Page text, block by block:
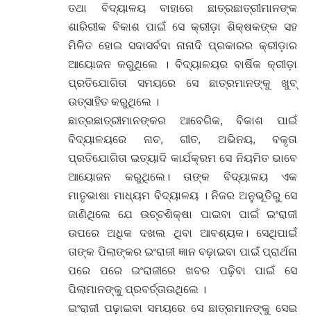
ତଥା ବିଦ୍ୟାଳୟ ବାହାରେ ଛାତ୍ରଛାତ୍ରୀମାନଙ୍କ
ଶାରିରୀକ ବିକାଶ ପାଇଁ ସେ କ୍ରୀଡ଼ା ଶିକ୍ଷକଙ୍କ ସହ
ମିଳିତ ହୋଇ ସଦାସର୍ବଦା ନାନାଦି ପ୍ରକାରର କ୍ରୀଡ଼ାର
ଆୟୋଜନ କରୁଥିଲେ । ବିଦ୍ୟାଳୟର ବାର୍ଷିକ କ୍ରୀଡ଼ା
ପ୍ରତିଯୋଗିତା ସମୟରେ ସେ ଛାତ୍ରମାନଙ୍କୁ ଖୁବ୍
ଉତ୍ସାହିତ କରୁଥିଲେ ।
ଛାତ୍ରଛାତ୍ରୀମାନଙ୍କର ଆବେଗିକ, ବିକାଶ ପାଇଁ
ବିଦ୍ୟାଳୟରେ ନାଚ, ଗୀତ, ଅଭିନୟ, ବକୃତା
ପ୍ରତିଯୋଗିତା ଇତ୍ୟାଦି କାର୍ଯକ୍ରମ ସେ ନିୟମିତ ଭାବେ
ଆୟୋଜନ କରୁଥିଲେ। ତାଙ୍କ ବିଦ୍ୟାଳୟ ଏକ
ମାତୃଭାଷା ମାଧ୍ୟମ ବିଦ୍ୟାଳୟ । ନିଜର ଅନୁଭୂତିରୁ ସେ
ଜାଣିଥିଲେ ଯେ ଉଚ୍ଚଶିକ୍ଷା ପାଇବା ପାଇଁ ଇଂରାଜୀ
ଉପରେ ଅଧିକ ଦଖଲ ଥିବା ଆବଶ୍ୟକ। ସେଥିପାଇଁ
ତାଙ୍କ ପିଲାଙ୍କର ଇଂରାଜୀ ଜ୍ଞାନ ବଢ଼ାଇବା ପାଇଁ ପ୍ରାର୍ଥନା
ପରେ ପରେ ଇଂରାଜୀରେ ଖବର ପଢ଼ିବା ପାଇଁ ସେ
ପିଲାମାନଙ୍କୁ ପ୍ରବର୍ତ୍ତାଉଥିଲେ ।
ଇଂରାଜୀ ପଢ଼ାଇବା ସମୟରେ ସେ ଛାତ୍ରମାନଙ୍କୁ ସେଇ